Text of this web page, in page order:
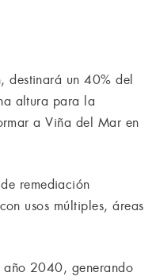
destinará un 40% del
altura para la
a Viña del Mar en
remediación
usos múltiples, áreas
año 2040, generando